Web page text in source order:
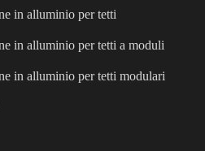
in alluminio per tetti
in alluminio per tetti a moduli
in alluminio per tetti modulari